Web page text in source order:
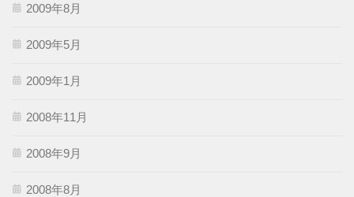
2009年8月
2009年5月
2009年1月
2008年11月
2008年9月
2008年8月